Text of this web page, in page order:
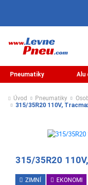
Pneumatiky Alu
Úvod Pneumatiky
315/35R20 110V,
315/35R20
ZIMNÍ EKONOMI